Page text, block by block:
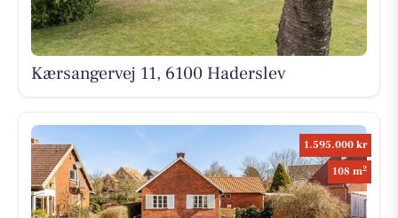
Kærsangervej 11, 6100 Haderslev
1.595.000 kr
108 m2